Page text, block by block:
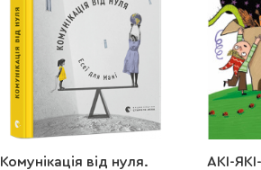
Комунікація від нуля.
АКІ-